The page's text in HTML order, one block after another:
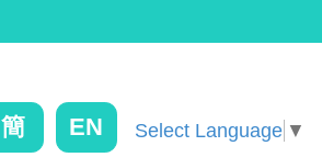
簡 EN Select Language ▼